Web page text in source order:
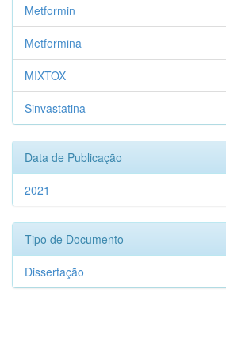
Metformin
Metformina
MIXTOX
Sinvastatina
Data de Publicação
2021
Tipo de Documento
Dissertação